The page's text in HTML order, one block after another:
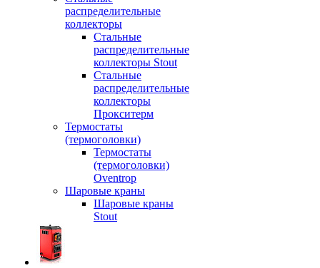
распределительные
коллекторы
Стальные
распределительные
коллекторы Stout
Стальные
распределительные
коллекторы
Прокситерм
Термостаты
(термоголовки)
Термостаты
(термоголовки)
Oventrop
Шаровые краны
Шаровые краны
Stout